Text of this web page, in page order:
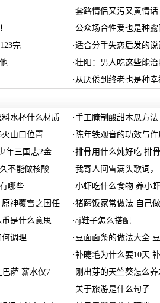
·套路情侣又污又黄情话
· 公众场合性爱也是种露
完 ·适合分手失恋后发的
·壮阳：男人吃这些能
· 从厌倦到终老也是种幸
水杯什么材质 ·手工腌制酸甜木瓜方
山口位置 · 陈年铁观音的功效与
年三国志2金 ·排骨用什么炖好吃 排
不能做核酸 ·我寄人间雪满头歌词，
哪些 ·小虾吃什么食物 养小
神覆雪之国任 ·猪蹄饭家常做法 自己
是什么意思 ·aj鞋子怎么搭配
调理 · 豆面面条的做法大全
·补睫毛为什么要10天
萨 薪水仅7 · 刚出芽的天竺葵怎么
· 关于旅游是什么句子